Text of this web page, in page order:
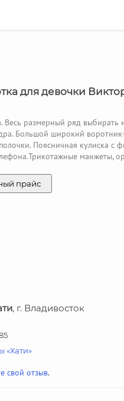
для девочки
размерный ряд выбирать
Большой широкий
Поясничная кулиска с
манжеты,
прайс
, г. Владивосток
«Хати»
свой отзыв.